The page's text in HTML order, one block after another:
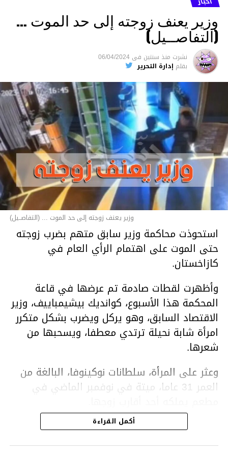
وزير يعنف زوجته إلى حد الموت …
(التفاصــيل)
نشرت منذ سنتين فى 06/04/2024
بقلم إدارة التحرير
وزير يعنف زوجته إلى حد الموت ... (التفاصــيل)
استحوذت محاكمة وزير سابق متهم بضرب زوجته
حتى الموت على اهتمام الرأي العام في
كازاخستان.
وأظهرت لقطات صادمة تم عرضها في قاعة
المحكمة هذا الأسبوع، كوانديك بيشيمباييف، وزير
الاقتصاد السابق، وهو يركل ويضرب بشكل متكرر
امرأة شابة نحيلة ترتدي معطفا، ويسحبها من
شعرها.
وعثر على المرأة، سلطانات نوكينوفا، البالغة من
العمر 31 عاما، ميتة في نوفمبر الماضي في
ووفقا لتقرير الطبيب الشرعي، توفيت نوكينوفا
متأثرة بصدمة في الدماغ، وكانت إحدى عظام
أكمل القراءة